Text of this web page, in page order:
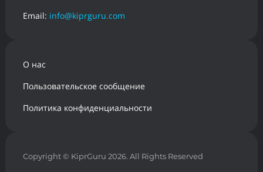
Email: info@kiprguru.com
О нас
Пользовательское сообщение
Политика конфиденциальности
Copyright© KiprGuru 2026. All Rights Reserved